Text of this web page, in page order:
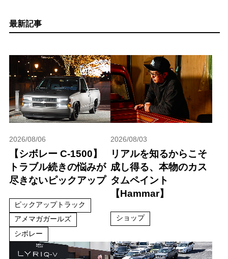
最新記事
2026/08/06
【シボレー C-1500】
トラブル続きの悩みが
尽きないピックアップ
ピックアップトラック
アメマガガールズ
シボレー
2026/08/03
リアルを知るからこそ
成し得る、本物のカス
タムペイント
【Hammar】
ショップ